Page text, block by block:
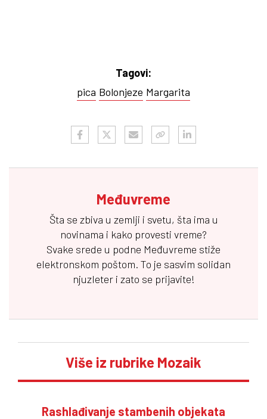
Tagovi:
pica Bolonjeze Margarita
Međuvreme
Šta se zbiva u zemlji i svetu, šta ima u
novinama i kako provesti vreme?
Svake srede u podne Međuvreme stiže
elektronskom poštom. To je sasvim solidan
njuzleter i zato se prijavite!
Više iz rubrike Mozaik
Rashlađivanje stambenih objekata